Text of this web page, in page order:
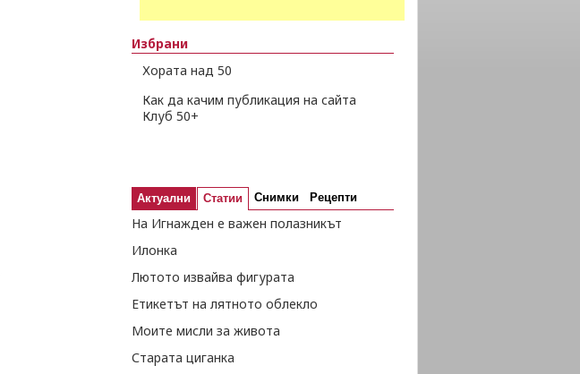
Избрани
Хората над 50
Как да качим публикация на сайта
Клуб 50+
Актуални Статии Снимки Рецепти
На Игнажден е важен полазникът
Илонка
Лютото извайва фигурата
Етикетът на лятното облекло
Моите мисли за живота
Старата циганка